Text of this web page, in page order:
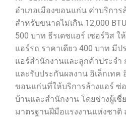
อำเภอเมืองขอนแก่น ค่าบริการ
สำหรับขนาดไม่เกิน 12,000
500 บาท ธีรเดชแอร์ เซอร์วิส
แอร์รถ ราคาเดียว 400 บาท มี
แอร์สำนักงานและลูกค้าประจ
และรับประกันผลงาน อิเล็กเทค
ขอนแก่นที่ให้บริการล้างแอร์ ซ่
บ้านและสำนักงาน โดยช่างผู้เ
มาตรฐานฝีมือแรงงานแห่งชา